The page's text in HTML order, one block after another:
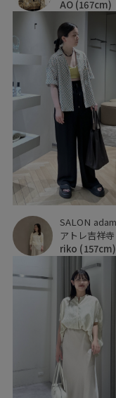
AO (167cm)
アトレ吉祥寺
riko (157cm)